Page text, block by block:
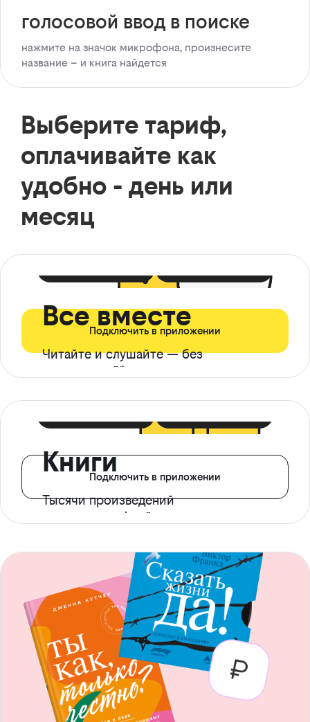
голосовой ввод в поиске
нажмите на значок микрофона, произнесите
название – и книга найдется
Выберите тариф,
оплачивайте как
удобно - день или
месяц
Все вместе
Читайте и слушайте — без
ограничений*
Подключить в приложении
Книги
Тысячи произведений
с доступом офлайн
Подключить в приложении